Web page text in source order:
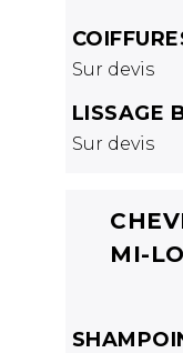
Sur devis
LISSAGE
Sur devis
MI-